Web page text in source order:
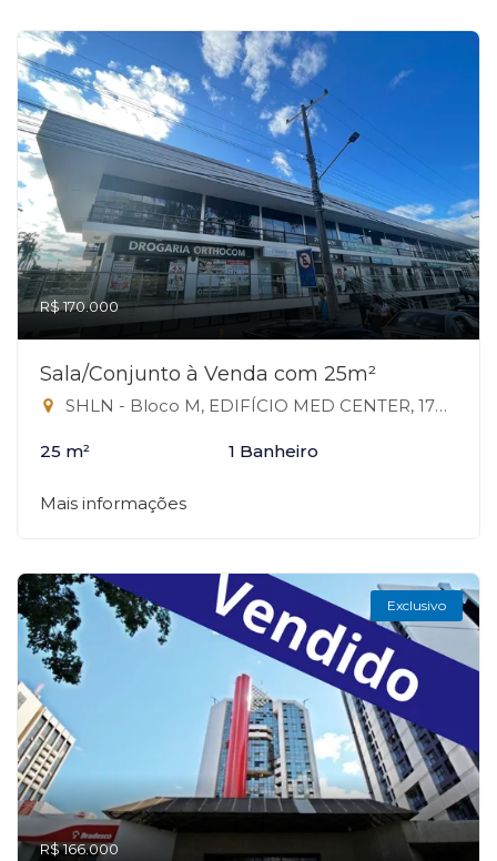
R$ 170.000
Sala/Conjunto à Venda com 25m²
SHLN - Bloco M, EDIFÍCIO MED CENTER, 170 - Asa Norte, Brasília-DF
25 m² 1 Banheiro
Mais informações
Exclusivo
R$ 166.000